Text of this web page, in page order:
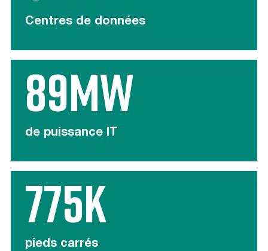
Centres de données
89MW
de puissance IT
775K
pieds carrés